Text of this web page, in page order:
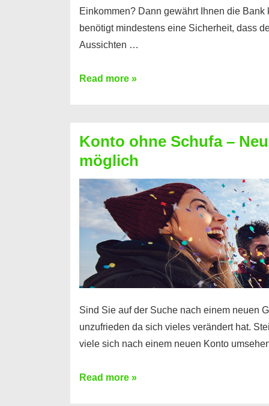
Einkommen? Dann gewährt Ihnen die
benötigt mindestens eine Sicherheit, dass
Aussichten …
Mit
Sie
einen
Kredit
ohne
Einkommensnachweis
Read more »
Konto ohne Schufa –
möglich
Sind Sie auf der Suche nach einem neuen
unzufrieden da sich vieles verändert hat.
viele sich nach einem neuen Konto
Konto
Read more »